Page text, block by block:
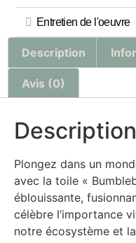
Entretien de l'oeuvre
Description
Avis (0)
Description
Plongez dans un
avec la toile «
éblouissante,
célèbre l’importance
notre écosystème et